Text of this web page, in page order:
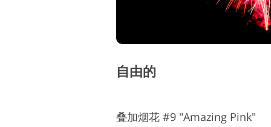
自由的
叠加烟花 #9 "Amazing Pink"